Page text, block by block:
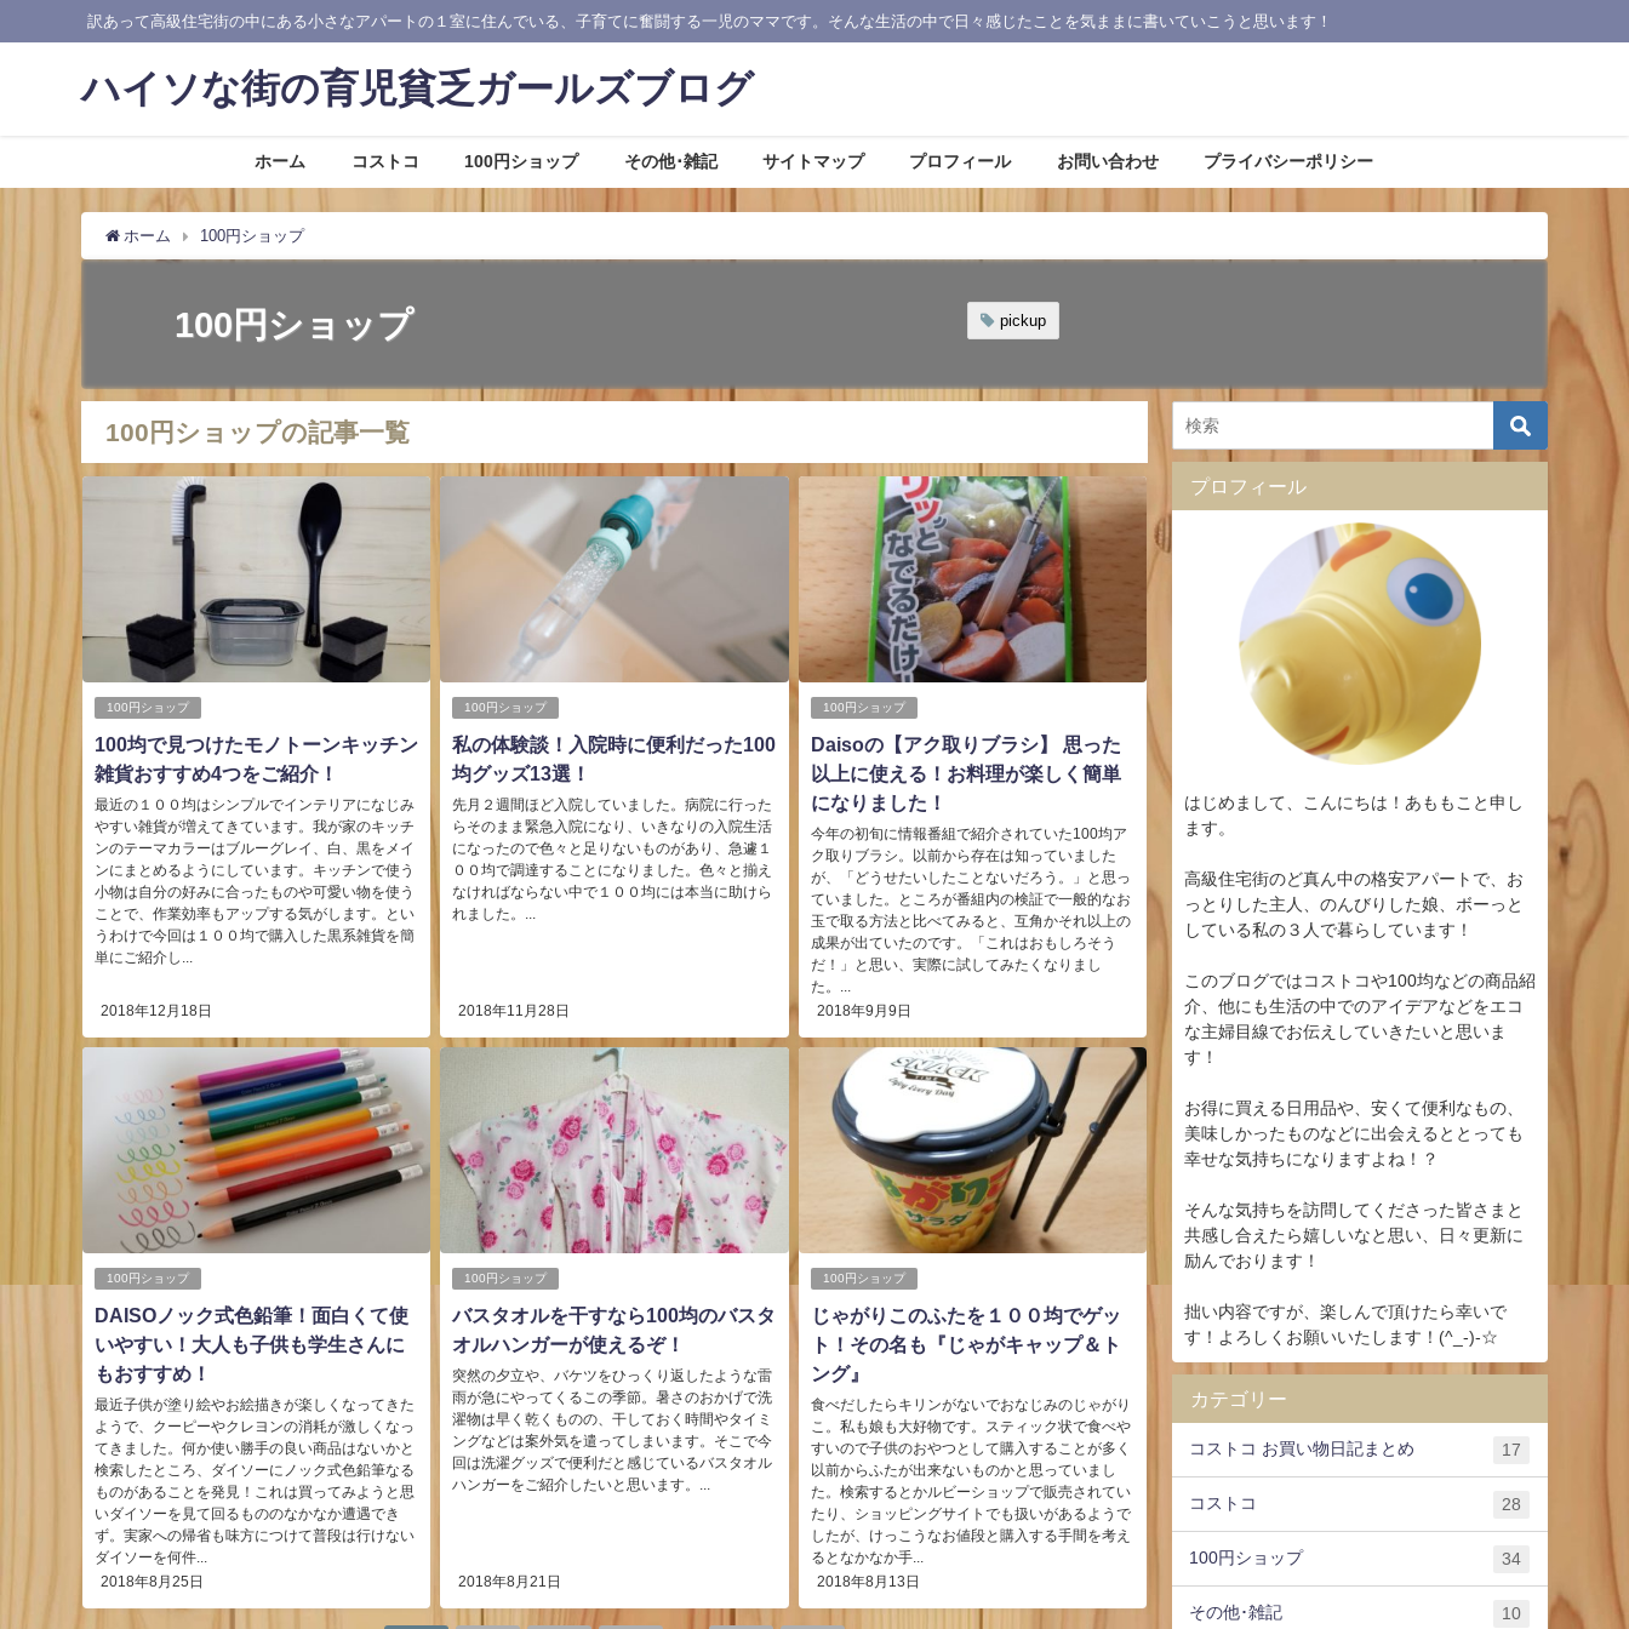
訳あって高級住宅街の中にある小さなアパートの１室に住んでいる、子育てに奮闘する一児のママです。そんな生活の中で日々感じたことを気ままに書いていこうと思います！
ハイソな街の育児貧乏ガールズブログ
ホーム コストコ 100円ショップ その他･雑記 サイトマップ プロフィール お問い合わせ プライバシーポリシー
ホーム 100円ショップ
100円ショップ pickup
100円ショップの記事一覧
100円ショップ
100均で見つけたモノトーンキッチン
雑貨おすすめ4つをご紹介！
最近の１００均はシンプルでインテリアになじみ
やすい雑貨が増えてきています。我が家のキッチ
ンのテーマカラーはブルーグレイ、白、黒をメイ
ンにまとめるようにしています。キッチンで使う
小物は自分の好みに合ったものや可愛い物を使う
ことで、作業効率もアップする気がします。とい
うわけで今回は１００均で購入した黒系雑貨を簡
単にご紹介し...
2018年12月18日
100円ショップ
私の体験談！入院時に便利だった100
均グッズ13選！
先月２週間ほど入院していました。病院に行った
らそのまま緊急入院になり、いきなりの入院生活
になったので色々と足りないものがあり、急遽１
００均で調達することになりました。色々と揃え
なければならない中で１００均には本当に助けら
れました。...
2018年11月28日
100円ショップ
Daisoの【アク取りブラシ】 思った
以上に使える！お料理が楽しく簡単
になりました！
今年の初旬に情報番組で紹介されていた100均ア
ク取りブラシ。以前から存在は知っていました
が、「どうせたいしたことないだろう。」と思っ
ていました。ところが番組内の検証で一般的なお
玉で取る方法と比べてみると、互角かそれ以上の
成果が出ていたのです。「これはおもしろそう
だ！」と思い、実際に試してみたくなりまし
た。...
2018年9月9日
100円ショップ
DAISOノック式色鉛筆！面白くて使
いやすい！大人も子供も学生さんに
もおすすめ！
最近子供が塗り絵やお絵描きが楽しくなってきた
ようで、クーピーやクレヨンの消耗が激しくなっ
てきました。何か使い勝手の良い商品はないかと
検索したところ、ダイソーにノック式色鉛筆なる
ものがあることを発見！これは買ってみようと思
いダイソーを見て回るもののなかなか遭遇でき
ず。実家への帰省も味方につけて普段は行けない
ダイソーを何件...
2018年8月25日
100円ショップ
バスタオルを干すなら100均のバスタ
オルハンガーが使えるぞ！
突然の夕立や、バケツをひっくり返したような雷
雨が急にやってくるこの季節。暑さのおかげで洗
濯物は早く乾くものの、干しておく時間やタイミ
ングなどは案外気を遣ってしまいます。そこで今
回は洗濯グッズで便利だと感じているバスタオル
ハンガーをご紹介したいと思います。...
2018年8月21日
100円ショップ
じゃがりこのふたを１００均でゲッ
ト！その名も『じゃがキャップ＆ト
ング』
食べだしたらキリンがないでおなじみのじゃがり
こ。私も娘も大好物です。スティック状で食べや
すいので子供のおやつとして購入することが多く
以前からふたが出来ないものかと思っていまし
た。検索するとかルビーショップで販売されてい
たり、ショッピングサイトでも扱いがあるようで
したが、けっこうなお値段と購入する手間を考え
るとなかなか手...
2018年8月13日
プロフィール
はじめまして、こんにちは！あももこと申し
ます。
高級住宅街のど真ん中の格安アパートで、お
っとりした主人、のんびりした娘、ボーっと
している私の３人で暮らしています！
このブログではコストコや100均などの商品紹
介、他にも生活の中でのアイデアなどをエコ
な主婦目線でお伝えしていきたいと思いま
す！
お得に買える日用品や、安くて便利なもの、
美味しかったものなどに出会えるととっても
幸せな気持ちになりますよね！？
そんな気持ちを訪問してくださった皆さまと
共感し合えたら嬉しいなと思い、日々更新に
励んでおります！
拙い内容ですが、楽しんで頂けたら幸いで
す！よろしくお願いいたします！(^_-)-☆
カテゴリー
コストコ お買い物日記まとめ 17
コストコ 28
100円ショップ 34
その他･雑記 10